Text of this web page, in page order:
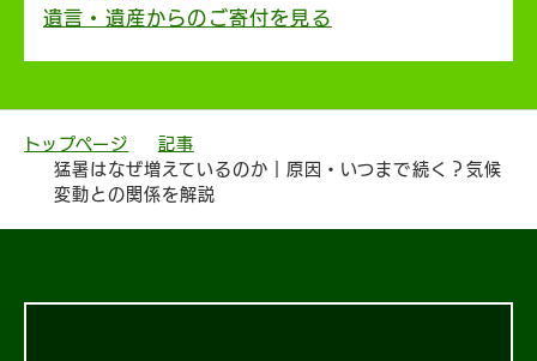
遺言・遺産からのご寄付を見る
トップページ
記事
猛暑はなぜ増えているのか｜原因・いつまで続く？気候
変動との関係を解説